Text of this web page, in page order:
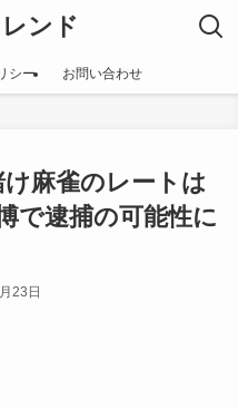
ンド
シー お問い合わせ
麻雀のレートは
で逮捕の可能性に
23日